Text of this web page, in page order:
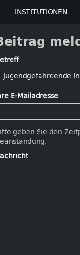
INSTITUTIONEN
E-Mailadresse
geben Sie den